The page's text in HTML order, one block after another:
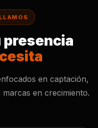
presencia
en captación,
en crecimiento.